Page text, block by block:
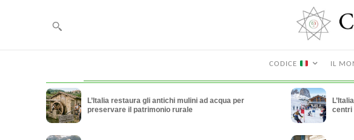
CODICE IL
L’Italia restaura gli antichi mulini ad acqua per
preservare il patrimonio rurale
centri